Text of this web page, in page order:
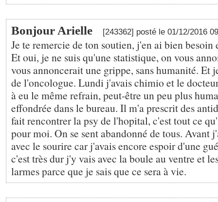
Bonjour Arielle [243362] posté le 01/12/2016
Je te remercie de ton soutien, j'en ai bien besoin
Et oui, je ne suis qu'une statistique, on vous
vous annoncerait une grippe, sans humanité. Et
de l'oncologue. Lundi j'avais chimio et le
à eu le même refrain, peut-être un peu plus
effondrée dans le bureau. Il m'a prescrit des
fait rencontrer la psy de l'hopital, c'est tout ce
pour moi. On se sent abandonné de tous. Avant
avec le sourire car j'avais encore espoir d'une
c'est très dur j'y vais avec la boule au ventre et
larmes parce que je sais que ce sera à vie.